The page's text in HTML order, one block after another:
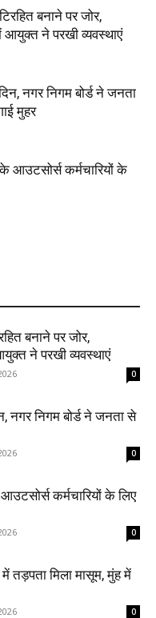
बनाने पर जोर,
आयुक्त ने परखी व्यवस्थाएं
नगर निगम बोर्ड ने जनता
मुहर
आउटसोर्स कर्मचारियों के
बनाने पर जोर,
ने परखी व्यवस्थाएं
0
नगर निगम बोर्ड ने जनता से
0
कर्मचारियों के लिए
0
तड़पता मिला मासूम, मुंह में
0